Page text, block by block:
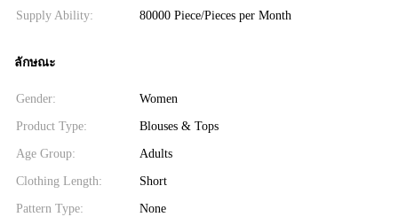
Supply Ability: 80000 Piece/Pieces per Month
ลักษณะ
Gender: Women
Product Type: Blouses & Tops
Age Group: Adults
Clothing Length: Short
Pattern Type: None